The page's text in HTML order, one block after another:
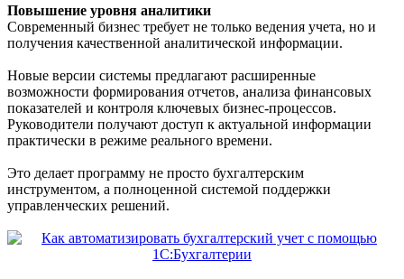
Повышение уровня аналитики
Современный бизнес требует не только ведения учета, но и
получения качественной аналитической информации.
Новые версии системы предлагают расширенные
возможности формирования отчетов, анализа финансовых
показателей и контроля ключевых бизнес-процессов.
Руководители получают доступ к актуальной информации
практически в режиме реального времени.
Это делает программу не просто бухгалтерским
инструментом, а полноценной системой поддержки
управленческих решений.